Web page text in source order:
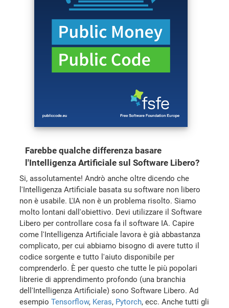
Farebbe qualche differenza basare
l'Intelligenza Artificiale sul Software Libero?
Si, assolutamente! Andrò anche oltre dicendo che
l'Intelligenza Artificiale basata su software non libero
non è usabile. L'IA non è un problema risolto. Siamo
molto lontani dall'obiettivo. Devi utilizzare il Software
Libero per controllare cosa fa il software IA. Capire
come l'Intelligenza Artificiale lavora è già abbastanza
complicato, per cui abbiamo bisogno di avere tutto il
codice sorgente e tutto l'aiuto disponibile per
comprenderlo. È per questo che tutte le più popolari
librerie di apprendimento profondo (una branchia
dell'Intelligenza Artificiale) sono Software Libero. Ad
esempioTensorflow, Keras, Pytorch, ecc. Anche tutti gli